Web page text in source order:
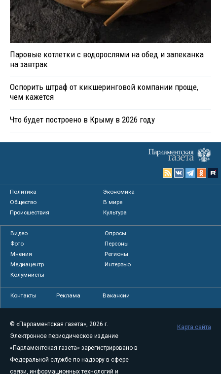
Паровые котлетки с водорослями на обед и запеканка
на завтрак
Оспорить штраф от кикшеринговой компании проще,
чем кажется
Что будет построено в Крыму в 2026 году
Политика
Экономика
Общество
В мире
Происшествия
Культура
Видео
Опросы
Фото
Персоны
Мнения
Регионы
Медиацентр
Интервью
Колумнисты
Контакты Реклама Вакансии
© «Парламентская газета», 2026 г.
Электронное периодическое издание
«Парламентская газета» зарегистрировано в
Федеральной службе по надзору в сфере
связи, информационных технологий и
Карта сайта